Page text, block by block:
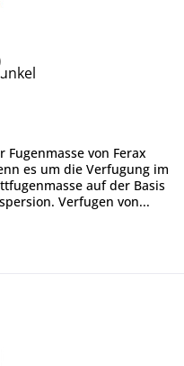
Fugenmasse von Ferax
es um die Verfugung im
auf der Basis
Verfugen von...